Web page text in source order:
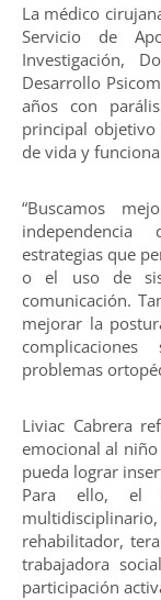
La médico
Servicio de
Investigación,
Desarrollo
años con
principal
de vida y
“Buscamos
estrategias que
o el uso de
comunicación.
mejorar la
problemas
Liviac Cabrera
emocional al
pueda lograr
Para ello, el
rehabilitador,
trabajadora
participación